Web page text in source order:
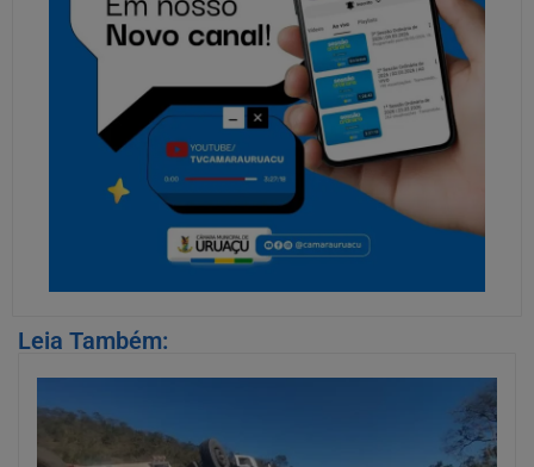
Leia Também: